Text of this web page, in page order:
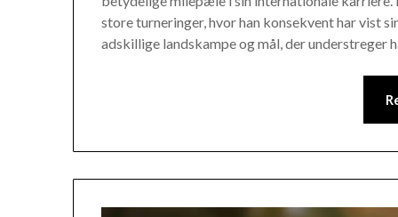
store turneringer, hvor han konsekvent har vist
adskillige landskampe og mål, der understreger